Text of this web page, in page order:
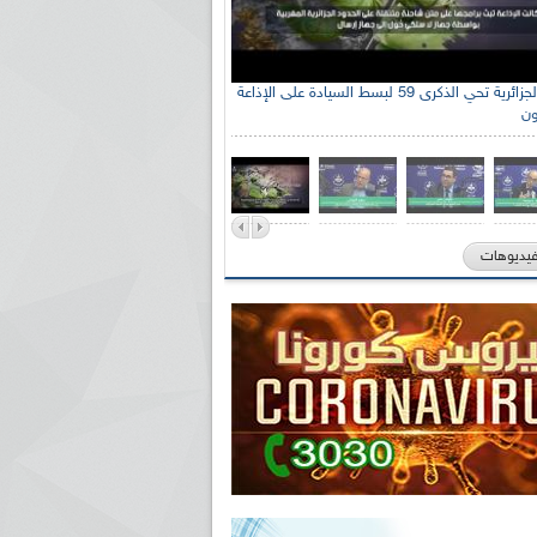
الإذاعة الجزائرية تحي الذكرى 59 لبسط السيادة على الإذاعة